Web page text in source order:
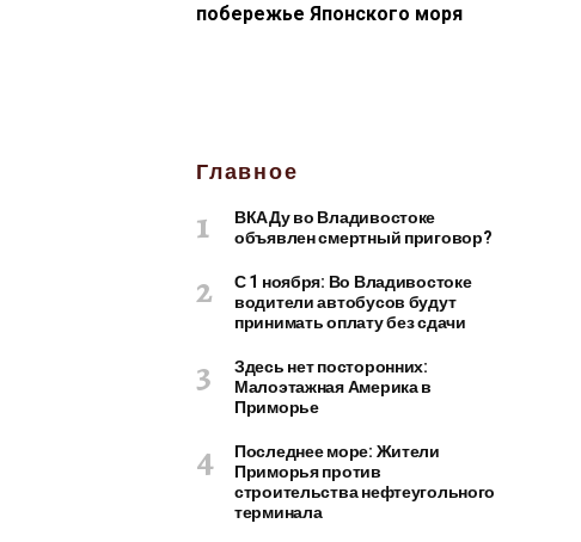
побережье Японского моря
Главное
ВКАДу во Владивостоке
объявлен смертный приговор?
С 1 ноября: Во Владивостоке
водители автобусов будут
принимать оплату без сдачи
Здесь нет посторонних:
Малоэтажная Америка в
Приморье
Последнее море: Жители
Приморья против
строительства нефтеугольного
терминала